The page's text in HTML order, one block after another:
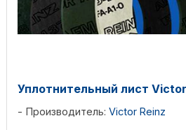
Уплотнительный лист Victor
Производитель: Victor Reinz